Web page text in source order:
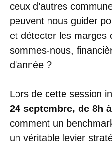
ceux d’autres
peuvent nous guider
et détecter les marges
sommes-nous,
d’année ?
Lors de cette session
24 septembre, de 8h
comment un
un véritable levier